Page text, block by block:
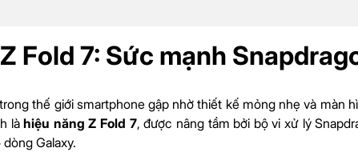
Fold 7: Sức mạnh
thế giới smartphone gập nhờ thiết kế mỏng nhẹ và màn
làhiệu năng Z Fold 7, được nâng tầm bởi bộ vi xử lý
Galaxy.